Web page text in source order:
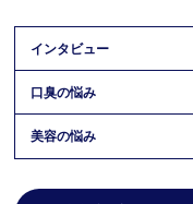
インタビュー
口臭の悩み
美容の悩み